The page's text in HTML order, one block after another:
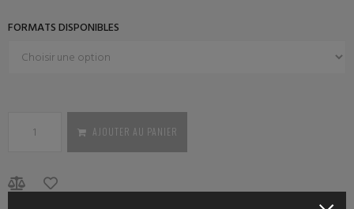
FORMATS DISPONIBLES
AJOUTER AU PANIER